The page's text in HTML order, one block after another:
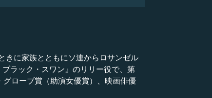
に家族とともにソ連からロサンゼル
ラック・スワン』のリリー役で、第
ローブ賞（助演女優賞）、映画俳優